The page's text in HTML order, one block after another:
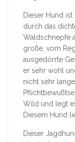
Dieser Hund
durch das
Waldschnepfe
große, vom
ausgedörrte
er sehr wohl
nicht sehr
Wild und legt
Diesem Hund
Dieser